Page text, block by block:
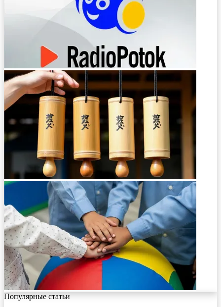
Популярные статьи